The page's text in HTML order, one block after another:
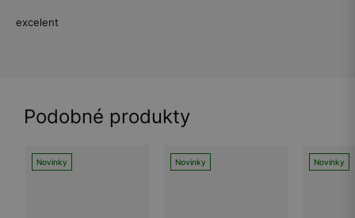
excelent
Podobné produkty
Novinky Novinky Novinky